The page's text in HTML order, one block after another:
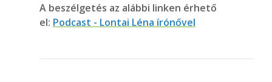
A beszélgetés az alábbi linken érhető
el: Podcast - Lontai Léna írónővel